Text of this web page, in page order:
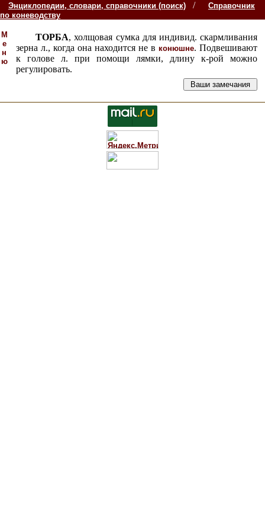
Энциклопедии, словари, справочники (поиск) /
Справочник
по коневодству
М
е
н
ю
ТОРБА, холщовая сумка для индивид. скармливания
зерна л., когда она находится не в конюшне. Подвешивают
к голове л. при помощи лямки, длину к-рой можно
регулировать.